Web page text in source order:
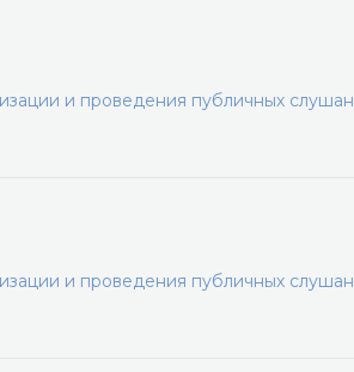
и проведения публичных
и проведения публичных